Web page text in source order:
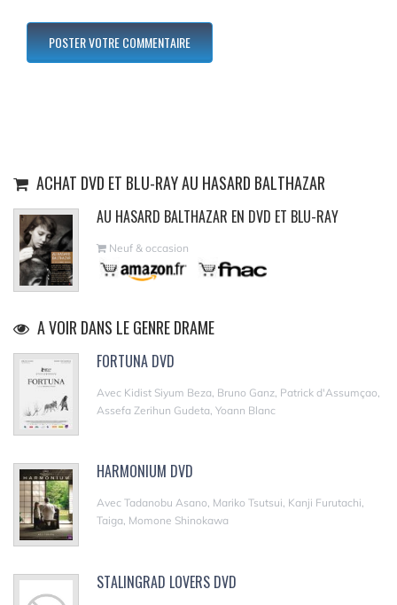
ACHAT DVD ET BLU-RAY AU HASARD BALTHAZAR
AU HASARD BALTHAZAR EN DVD ET BLU-RAY
Neuf & occasion
A VOIR DANS LE GENRE DRAME
FORTUNA DVD
Avec Kidist Siyum Beza, Bruno Ganz, Patrick d'Assumçao,
Assefa Zerihun Gudeta, Yoann Blanc
HARMONIUM DVD
Avec Tadanobu Asano, Mariko Tsutsui, Kanji Furutachi,
Taiga, Momone Shinokawa
STALINGRAD LOVERS DVD